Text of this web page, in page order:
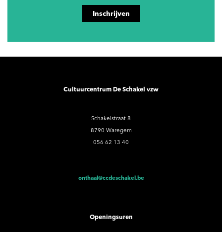
Inschrijven
Cultuurcentrum De Schakel vzw
Schakelstraat 8
8790 Waregem
056 62 13 40
onthaal@ccdeschakel.be
Openingsuren